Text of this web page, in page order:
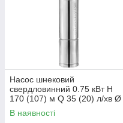
Насос шнековий
свердловинний 0.75 кВт H
170 (107) м Q 35 (20) л/хв Ø
96 мм (нерж) AQUATICA
(DONGYIN) 4QGD1.2-100-
В наявності